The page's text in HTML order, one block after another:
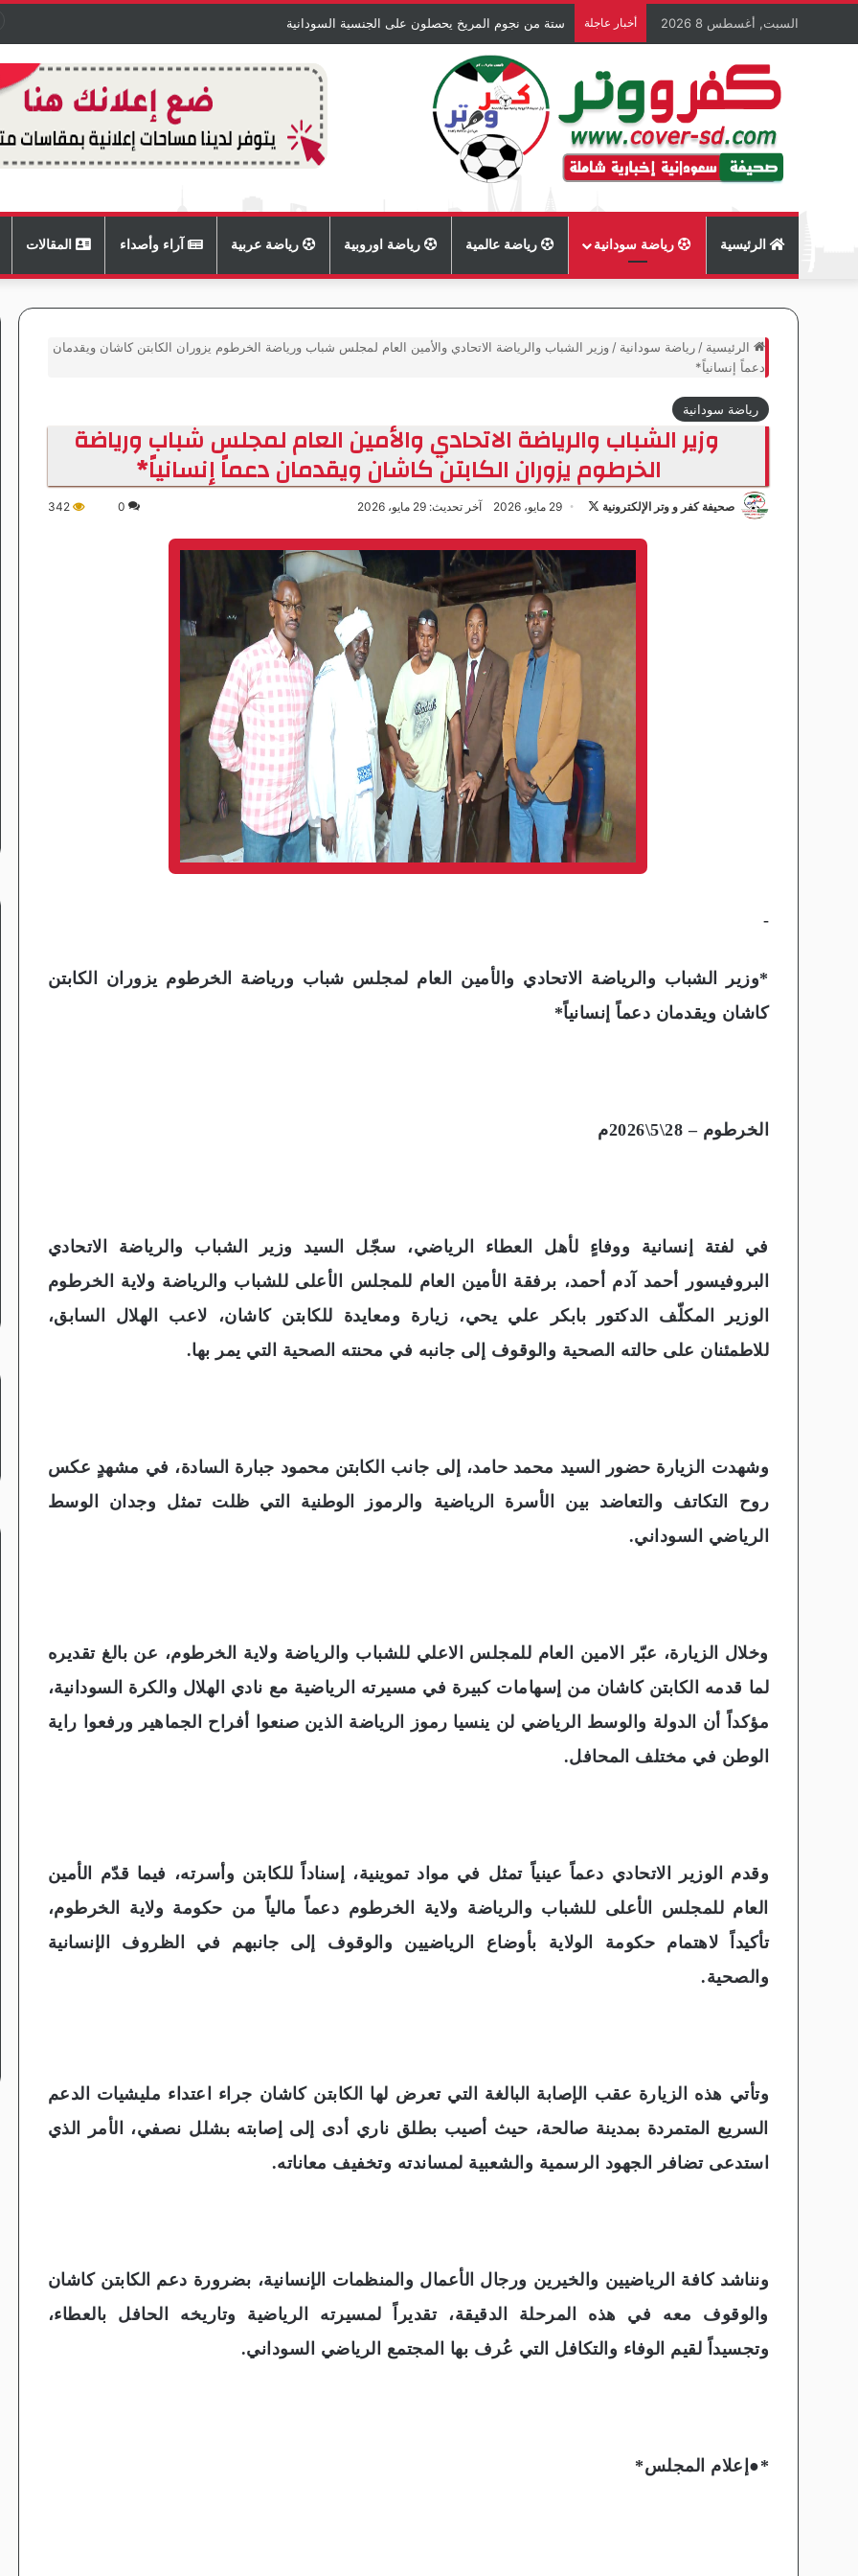
السبت, أغسطس 8 2026 أخبار عاجلة ستة من نجوم المريخ يحصلون على الجنسية السودانية
الرئيسية رياضة سودانية رياضة عالمية رياضة اوروبية رياضة عربية آراء وأصداء المقالات
الرئيسية / رياضة سودانية / وزير الشباب والرياضة الاتحادي والأمين العام لمجلس شباب ورياضة الخرطوم يزوران الكابتن كاشان ويقدمان
دعماً إنسانياً*
رياضة سودانية
وزير الشباب والرياضة الاتحادي والأمين العام لمجلس شباب ورياضة
الخرطوم يزوران الكابتن كاشان ويقدمان دعماً إنسانياً*
صحيفة كفر و وتر الإلكترونية
ب
ع
29 مايو، 2026 آخر تحديث: 29 مايو، 2026 0
342
-
*وزير الشباب والرياضة الاتحادي والأمين العام لمجلس شباب ورياضة الخرطوم يزوران الكابتن
كاشان ويقدمان دعماً إنسانياً*
الخرطوم – 28\5\2026م
في لفتة إنسانية ووفاءٍ لأهل العطاء الرياضي، سجّل السيد وزير الشباب والرياضة الاتحادي
البروفيسور أحمد آدم أحمد، برفقة الأمين العام للمجلس الأعلى للشباب والرياضة ولاية الخرطوم
الوزير المكلّف الدكتور بابكر علي يحي، زيارة ومعايدة للكابتن كاشان، لاعب الهلال السابق،
للاطمئنان على حالته الصحية والوقوف إلى جانبه في محنته الصحية التي يمر بها.
وشهدت الزيارة حضور السيد محمد حامد، إلى جانب الكابتن محمود جبارة السادة، في مشهدٍ عكس
روح التكاتف والتعاضد بين الأسرة الرياضية والرموز الوطنية التي ظلت تمثل وجدان الوسط
الرياضي السوداني.
وخلال الزيارة، عبّر الامين العام للمجلس الاعلي للشباب والرياضة ولاية الخرطوم، عن بالغ تقديره
لما قدمه الكابتن كاشان من إسهامات كبيرة في مسيرته الرياضية مع نادي الهلال والكرة السودانية،
مؤكداً أن الدولة والوسط الرياضي لن ينسيا رموز الرياضة الذين صنعوا أفراح الجماهير ورفعوا راية
الوطن في مختلف المحافل.
وقدم الوزير الاتحادي دعماً عينياً تمثل في مواد تموينية، إسناداً للكابتن وأسرته، فيما قدّم الأمين
العام للمجلس الأعلى للشباب والرياضة ولاية الخرطوم دعماً مالياً من حكومة ولاية الخرطوم،
تأكيداً لاهتمام حكومة الولاية بأوضاع الرياضيين والوقوف إلى جانبهم في الظروف الإنسانية
والصحية.
وتأتي هذه الزيارة عقب الإصابة البالغة التي تعرض لها الكابتن كاشان جراء اعتداء مليشيات الدعم
السريع المتمردة بمدينة صالحة، حيث أصيب بطلق ناري أدى إلى إصابته بشلل نصفي، الأمر الذي
استدعى تضافر الجهود الرسمية والشعبية لمساندته وتخفيف معاناته.
ونناشد كافة الرياضيين والخيرين ورجال الأعمال والمنظمات الإنسانية، بضرورة دعم الكابتن كاشان
والوقوف معه في هذه المرحلة الدقيقة، تقديراً لمسيرته الرياضية وتاريخه الحافل بالعطاء،
وتجسيداً لقيم الوفاء والتكافل التي عُرف بها المجتمع الرياضي السوداني.
*●إعلام المجلس*